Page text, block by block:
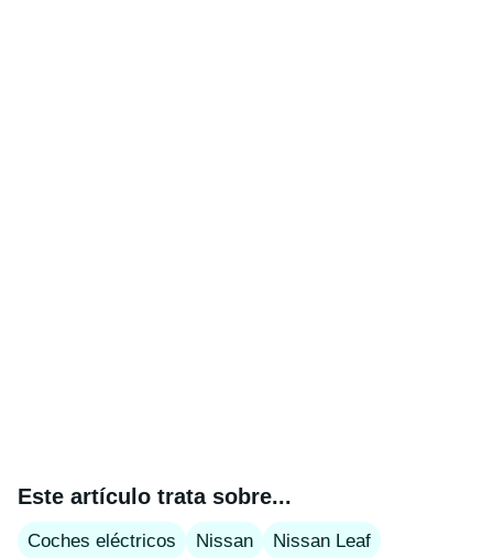
Este artículo trata sobre...
Coches eléctricos Nissan Nissan Leaf